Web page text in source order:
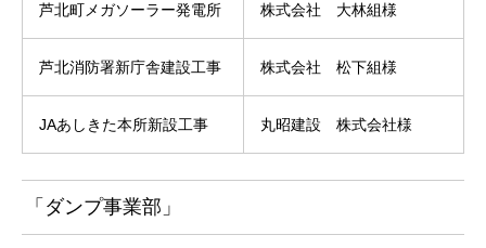
芦北町メガソーラー発電所 株式会社 大林組様
芦北消防署新庁舎建設工事 株式会社 松下組様
JAあしきた本所新設工事 丸昭建設 株式会社様
「ダンプ事業部」